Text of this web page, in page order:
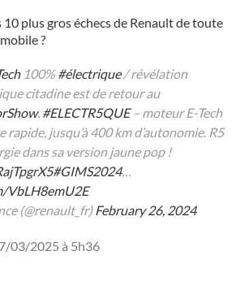
plus gros échecs de Renault de toute
?
100%#électrique/ révélation
citadine est de retour au
. #ELECTR5QUE– moteur E-Tech
rapide, jusqu’à 400 km d’autonomie. R5
dans sa version jaune pop !
#GIMS2024…
VbLH8emU2E
(@renault_fr)February 26, 2024
03/2025 à 5h36